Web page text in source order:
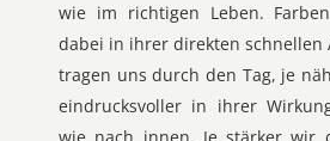
wie im richtigen Leben.
dabei in ihrer direkten schnellen
tragen uns durch den Tag, je
eindrucksvoller in ihrer